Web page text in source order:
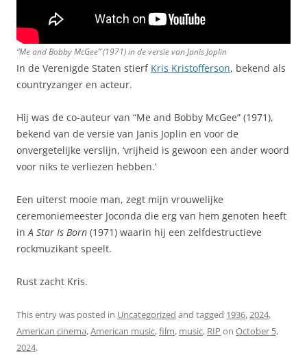
“Me and Bobby McGee” (1971) in de versie van Janis Joplin
In de Verenigde Staten stierf Kris Kristofferson, bekend als
countryzanger en acteur.
Hij was de co-auteur van “Me and Bobby McGee” (1971),
bekend van de versie van Janis Joplin en voor de
onvergetelijke verslijn, ‘vrijheid is gewoon een ander woord
voor niks te verliezen hebben.’
Een uiterst mooie man, zegt mijn vrouwelijke
ceremoniemeester Joconda die erg van hem genoten heeft
in A Star Is Born (1971) waarin hij een zelfdestructieve
rockmuzikant speelt.
Rust zacht Kris.
This entry was posted in Uncategorized and tagged 1936,2024,
American cinema,American music,film, music, RIP on October 5,
2024.